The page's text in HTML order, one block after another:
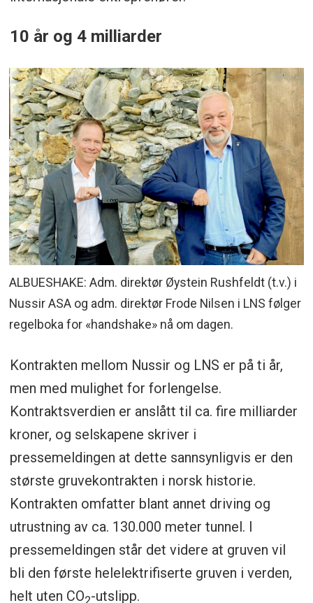
10 år og 4 milliarder
ALBUESHAKE: Adm. direktør Øystein Rushfeldt (t.v.) i
Nussir ASA og adm. direktør Frode Nilsen i LNS følger
regelboka for «handshake» nå om dagen.
Kontrakten mellom Nussir og LNS er på ti år,
men med mulighet for forlengelse.
Kontraktsverdien er anslått til ca. fire milliarder
kroner, og selskapene skriver i
pressemeldingen at dette sannsynligvis er den
største gruvekontrakten i norsk historie.
Kontrakten omfatter blant annet driving og
utrustning av ca. 130.000 meter tunnel. I
pressemeldingen står det videre at gruven vil
bli den første helelektrifiserte gruven i verden,
helt uten CO -utslipp.